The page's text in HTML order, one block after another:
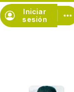
Iniciar
sesión